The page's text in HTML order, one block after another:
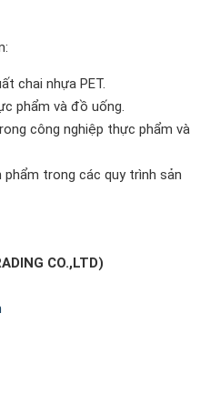
chai nhựa PET.
phẩm và đồ uống.
công nghiệp thực phẩm và
trong các quy trình sản
CO.,LTD)